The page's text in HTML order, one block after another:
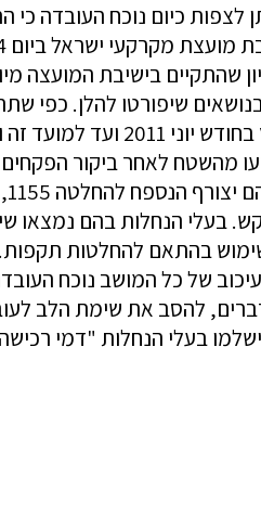
לצפות כיום נוכח העובדה
ההחלטה בקרוב...) בנושאים
לתקן ולשנות הוראות בהחלטה 1155,
מהשטח לאחר ביקור
הנחלות בהם נמצאו
בהתאם להחלטות
של כל המושב נוכח
בטרם ניכנס לגוף הצעת החלטה 471, אבקש בראש
בעלי הנחלות "דמי